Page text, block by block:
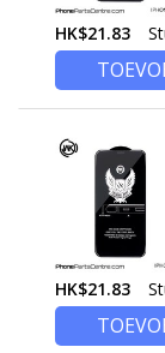
HK$21.83
HK$21.83